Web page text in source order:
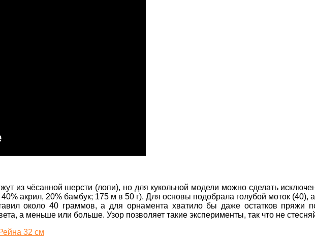
из чёсанной шерсти (лопи), но для кукольной модели можно сделать
акрил, 20% бамбук; 175 м в 50 г). Для основы подобрала голубой моток
около 40 граммов, а для орнамента хватило бы даже остатков пряжи
а меньше или больше. Узор позволяет такие эксперименты, так что не